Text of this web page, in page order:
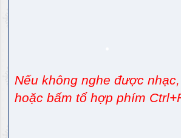
Nếu không nghe được
hoặc bấm tổ hợp phím